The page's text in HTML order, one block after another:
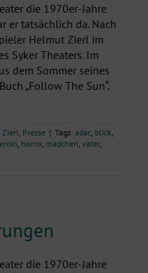
die 1970er-Jahre
er tatsächlich da. Nach
Helmut Zierl im
Syker Theaters. Im
dem Sommer seines
„Follow The Sun“.
Zierl Presse | Tags: adac blick
horror, mädchen vater,
die 1970er-Jahre